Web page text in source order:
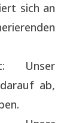
sich an
Unser
ab,